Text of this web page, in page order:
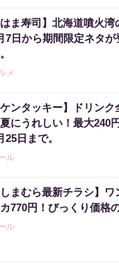
はま寿司】北海道噴火湾
7日から期間限定ネタが
メ
ケンタッキー】ドリン
にうれしい！最大240
25日まで。
ル
しまむら最新チラシ】
770円！びっくり価格
ル